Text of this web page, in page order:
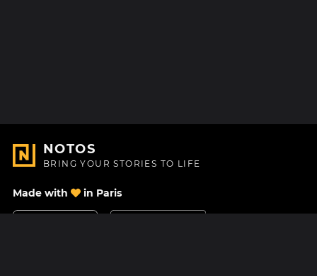
NOTOS
BRING YOUR STORIES TO LIFE
Made with in Paris